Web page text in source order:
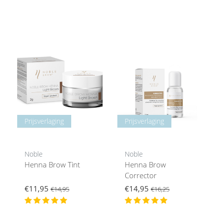
Prijsverlaging
Noble
Henna Brow Tint
€11,95 €14,95
Prijsverlaging
Noble
Henna Brow
Corrector
€14,95 €16,25